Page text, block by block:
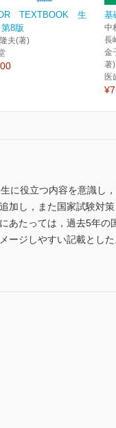
TEXTBOOK 生
8版
夫(著)
基
中
長
金
著
医
に役立つ内容を意識し
し，また国家試験対策
あたっては，過去5年の
ージしやすい記載とし